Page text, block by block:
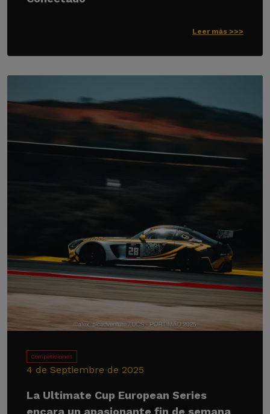
Leer más >>>
Competiciones
4 de Septiembre de 2025
La Ultimate Cup European Series
encara un apasionante fin de semana